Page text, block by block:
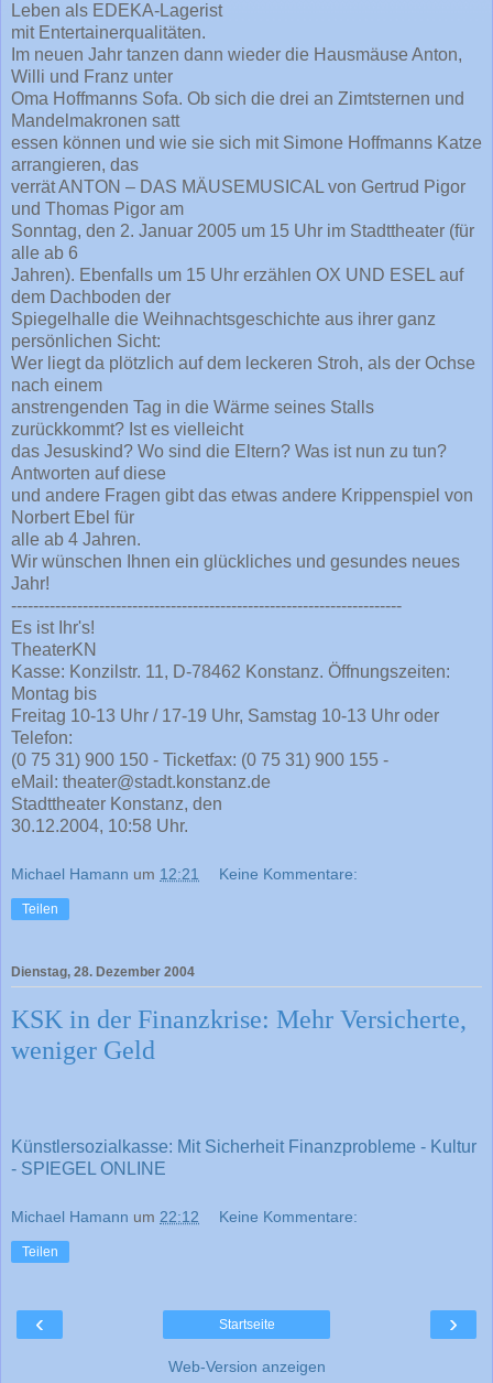
Leben als EDEKA-Lagerist
mit Entertainerqualitäten.
Im neuen Jahr tanzen dann wieder die Hausmäuse Anton,
Willi und Franz unter
Oma Hoffmanns Sofa. Ob sich die drei an Zimtsternen und
Mandelmakronen satt
essen können und wie sie sich mit Simone Hoffmanns Katze
arrangieren, das
verrät ANTON – DAS MÄUSEMUSICAL von Gertrud Pigor
und Thomas Pigor am
Sonntag, den 2. Januar 2005 um 15 Uhr im Stadttheater (für
alle ab 6
Jahren). Ebenfalls um 15 Uhr erzählen OX UND ESEL auf
dem Dachboden der
Spiegelhalle die Weihnachtsgeschichte aus ihrer ganz
persönlichen Sicht:
Wer liegt da plötzlich auf dem leckeren Stroh, als der Ochse
nach einem
anstrengenden Tag in die Wärme seines Stalls
zurückkommt? Ist es vielleicht
das Jesuskind? Wo sind die Eltern? Was ist nun zu tun?
Antworten auf diese
und andere Fragen gibt das etwas andere Krippenspiel von
Norbert Ebel für
alle ab 4 Jahren.
Wir wünschen Ihnen ein glückliches und gesundes neues
Jahr!
-----------------------------------------------------------------------
Es ist Ihr's!
TheaterKN
Kasse: Konzilstr. 11, D-78462 Konstanz. Öffnungszeiten:
Montag bis
Freitag 10-13 Uhr / 17-19 Uhr, Samstag 10-13 Uhr oder
Telefon:
(0 75 31) 900 150 - Ticketfax: (0 75 31) 900 155 -
eMail: theater@stadt.konstanz.de
Stadttheater Konstanz, den
30.12.2004, 10:58 Uhr.
Michael Hamann um 12:21 Keine Kommentare:
Teilen
Dienstag, 28. Dezember 2004
KSK in der Finanzkrise: Mehr Versicherte,
weniger Geld
Künstlersozialkasse: Mit Sicherheit Finanzprobleme - Kultur
- SPIEGEL ONLINE
Michael Hamann um 22:12 Keine Kommentare:
Teilen
‹ ›
Startseite
Web-Version anzeigen